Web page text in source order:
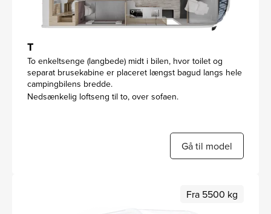
T
To enkeltsenge (langbede) midt i bilen, hvor toilet og
separat brusekabine er placeret længst bagud langs hele
campingbilens bredde.
Nedsænkelig loftseng til to, over sofaen.
Gå til model
Fra 5500 kg